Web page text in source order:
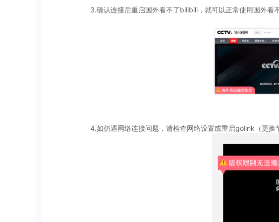
3.确认连接后重启国外看不了bilibili，就可以正常使用国外看
4.如仍遇网络连接问题，请检查网络设置或重启golink（更换